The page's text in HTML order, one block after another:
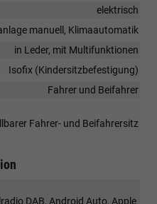
elektrisch
manuell, Klimaautomatik
in Leder, mit Multifunktionen
Isofix (Kindersitzbefestigung)
Fahrer und Beifahrer
Fahrer- und Beifahrersitz
DAB, Android Auto, Apple